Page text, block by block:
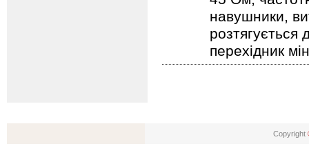
навушники,
розтягується
перехідник
Copyright